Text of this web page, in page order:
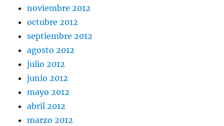
noviembre 2012
octubre 2012
septiembre 2012
agosto 2012
julio 2012
junio 2012
mayo 2012
abril 2012
marzo 2012